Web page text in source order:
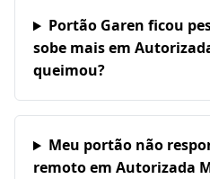
Portão Garen ficou
sobe mais em
queimou?
Meu portão não
remoto em Autorizada